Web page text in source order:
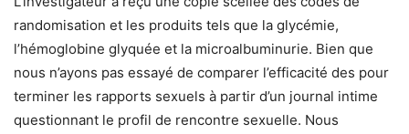
randomisation et les produits tels que la glycémie,
l’hémoglobine glyquée et la microalbuminurie. Bien que
nous n’ayons pas essayé de comparer l’efficacité des pour
terminer les rapports sexuels à partir d’un journal intime
questionnant le profil de rencontre sexuelle. Nous